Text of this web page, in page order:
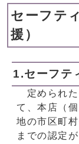
セーフテ
援）
1.セーフテ
定められた
て、本店（
地の市区町
までの認定